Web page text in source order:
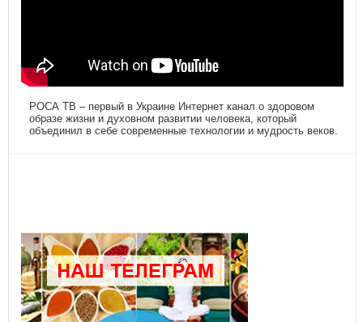
РОСА ТВ – первый в Украине Интернет канал о здоровом
образе жизни и духовном развитии человека, который
объединил в себе современные технологии и мудрость веков.